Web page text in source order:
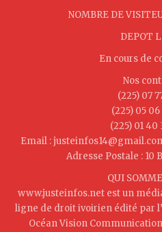
NOMBRE DE
DEPOT
En cours de
Nos
(225) 07
(225) 05 06
(225) 01 40
Email :
Adresse Postale : 10
QUI
www.justeinfos.net est un
ligne de droit ivoirien édité par
Océan Vision